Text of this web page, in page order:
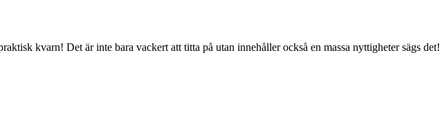
kvarn! Det är inte bara vackert att titta på utan innehåller också en massa nyttigheter sägs det!